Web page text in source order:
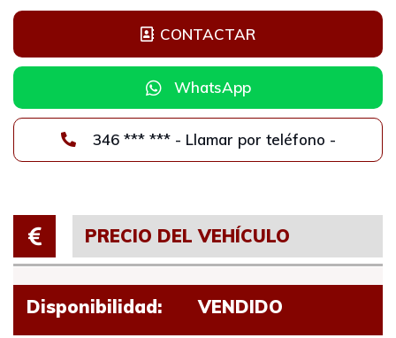
CONTACTAR
WhatsApp
346 *** *** - Llamar por teléfono -
PRECIO DEL VEHÍCULO
Disponibilidad: VENDIDO